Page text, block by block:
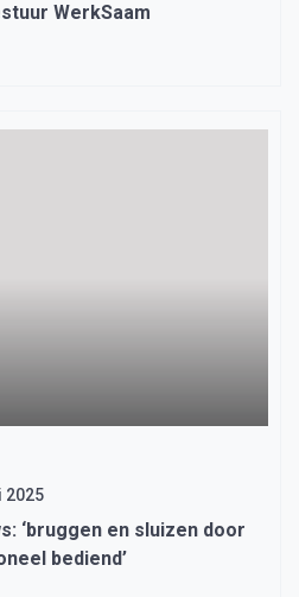
WerkSaam
2025
‘bruggen en sluizen door
bediend’